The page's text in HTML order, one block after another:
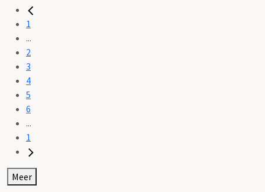
1
...
2
3
4
5
6
...
1
Meer